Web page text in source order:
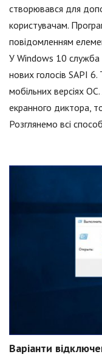
створювався для
користувачам.
повідомленням
У Windows 10
нових голосів SAPI
мобільних версіях
екранного диктора,
Розглянемо всі
Варіанти